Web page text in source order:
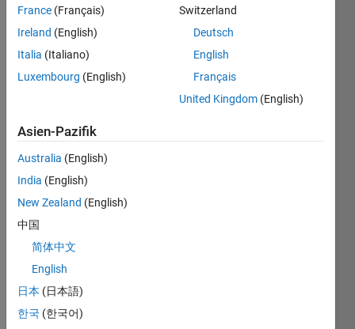
Antarctica.
Check out
Examples
tab for
Zitieren
als
(2026).
Antarctic
basal
heat flux
(https://de.mathworks.com/matlabcentral/fileexchange/54728-
antarctic-
geothermal-
France (Français)
Ireland (English)
Italia (Italiano)
Luxembourg (English)
Switzerland
Deutsch
English
Français
United Kingdom (English)
Asien-Pazifik
Australia (English)
India (English)
New Zealand (English)
中国
简体中文
English
日本 (日本語)
한국 (한국어)